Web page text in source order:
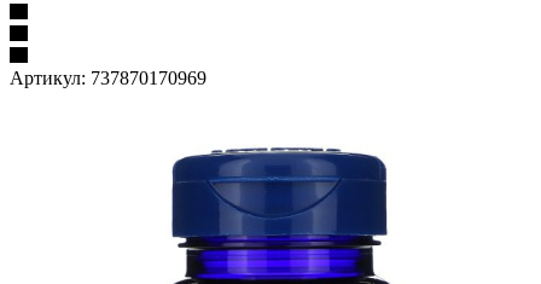
Артикул: 737870170969